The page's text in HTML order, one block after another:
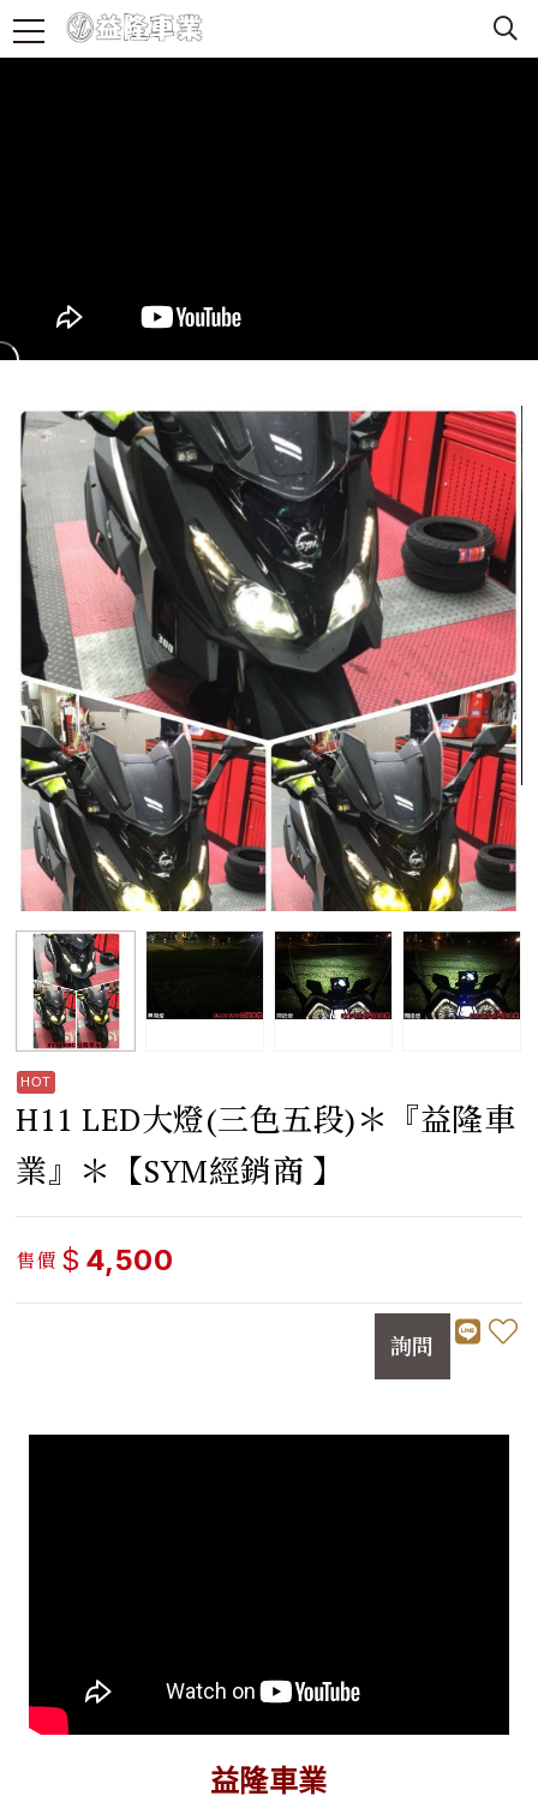
H11 LED大燈(三色五段)＊『益隆車
業』＊【SYM經銷商 】
售價 $ 4,500
詢問
益隆車業